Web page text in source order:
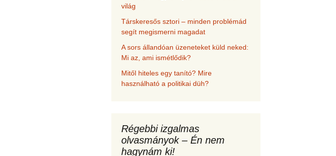
világ
Társkeresős sztori – minden problémád
segít megismerni magadat
A sors állandóan üzeneteket küld neked:
Mi az, ami ismétlődik?
Mitől hiteles egy tanító? Mire
használható a politikai düh?
Régebbi izgalmas
olvasmányok – Én nem
hagynám ki!